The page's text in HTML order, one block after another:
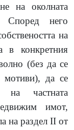
на околната
Според него
на
в конкретния
(без да се
мотиви), да се
на частната
имот,
на раздел II от